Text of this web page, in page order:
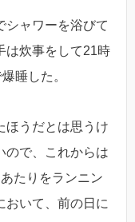
シャワーを浴びて
は炊事をして21時
睡した。
ほうだとは思うけ
ので、これからは
たりをランニン
おいて、前の日に